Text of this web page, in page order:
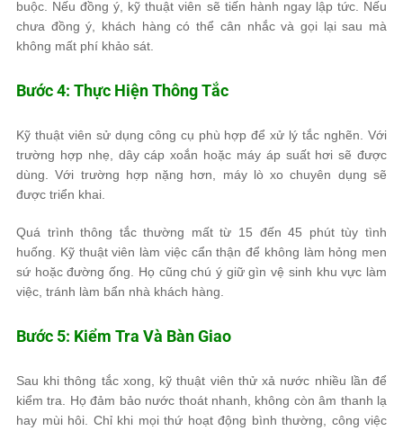
buộc. Nếu đồng ý, kỹ thuật viên sẽ tiến hành ngay lập tức. Nếu
chưa đồng ý, khách hàng có thể cân nhắc và gọi lại sau mà
không mất phí khảo sát.
Bước 4: Thực Hiện Thông Tắc
Kỹ thuật viên sử dụng công cụ phù hợp để xử lý tắc nghẽn. Với
trường hợp nhẹ, dây cáp xoắn hoặc máy áp suất hơi sẽ được
dùng. Với trường hợp nặng hơn, máy lò xo chuyên dụng sẽ
được triển khai.
Quá trình thông tắc thường mất từ 15 đến 45 phút tùy tình
huống. Kỹ thuật viên làm việc cẩn thận để không làm hỏng men
sứ hoặc đường ống. Họ cũng chú ý giữ gìn vệ sinh khu vực làm
việc, tránh làm bẩn nhà khách hàng.
Bước 5: Kiểm Tra Và Bàn Giao
Sau khi thông tắc xong, kỹ thuật viên thử xả nước nhiều lần để
kiểm tra. Họ đảm bảo nước thoát nhanh, không còn âm thanh lạ
hay mùi hôi. Chỉ khi mọi thứ hoạt động bình thường, công việc